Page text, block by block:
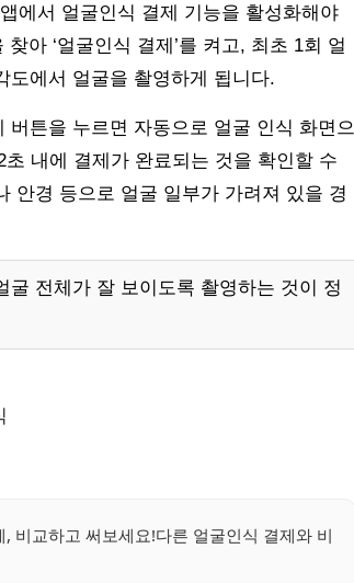
에서 얼굴인식 결제 기능을 활성화해야
아 ‘얼굴인식 결제’를 켜고, 최초 1회 얼
도에서 얼굴을 촬영하게 됩니다.
튼을 누르면 자동으로 얼굴 인식 화면으
내에 결제가 완료되는 것을 확인할 수
안경 등으로 얼굴 일부가 가려져 있을 경
전체가 잘 보이도록 촬영하는 것이 정
교하고 써보세요!다른 얼굴인식 결제와 비